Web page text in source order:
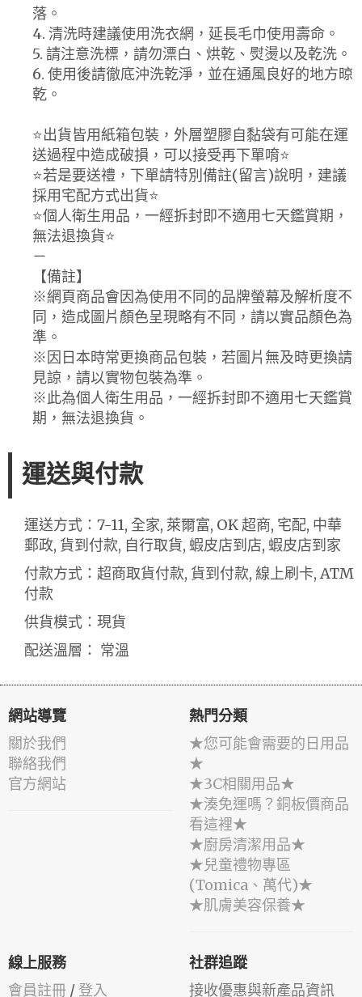
落。
4. 清洗時建議使用洗衣網，延長毛巾使用壽命。
5. 請注意洗標，請勿漂白、烘乾、熨燙以及乾洗。
6. 使用後請徹底沖洗乾淨，並在通風良好的地方晾
乾。
⭐️出貨皆用紙箱包裝，外層塑膠自黏袋有可能在運
送過程中造成破損，可以接受再下單唷⭐️
⭐️若是要送禮，下單請特別備註(留言)說明，建議
採用宅配方式出貨⭐️
⭐️個人衛生用品，一經拆封即不適用七天鑑賞期，
無法退換貨⭐️
－
【備註】
※網頁商品會因為使用不同的品牌螢幕及解析度不
同，造成圖片顏色呈現略有不同，請以實品顏色為
準。
※因日本時常更換商品包裝，若圖片無及時更換請
見諒，請以實物包裝為準。
※此為個人衛生用品，一經拆封即不適用七天鑑賞
期，無法退換貨。
運送與付款
運送方式：7-11, 全家, 萊爾富, OK 超商, 宅配, 中華
郵政, 貨到付款, 自行取貨, 蝦皮店到店, 蝦皮店到家
付款方式：超商取貨付款, 貨到付款, 線上刷卡, ATM
付款
供貨模式：現貨
配送溫層： 常溫
網站導覽
關於我們
聯絡我們
官方網站
熱門分類
★您可能會需要的日用品
★
★3C相關用品★
★湊免運嗎？銅板價商品
看這裡★
★廚房清潔用品★
★兒童禮物專區
(Tomica、萬代)★
★肌膚美容保養★
線上服務
會員註冊 / 登入
社群追蹤
接收優惠與新產品資訊